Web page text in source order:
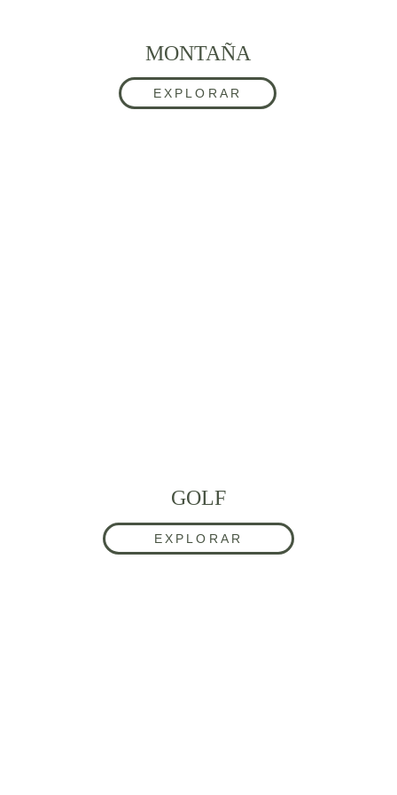
MONTAÑA
GOLF
EXPLORAR
EXPLORAR